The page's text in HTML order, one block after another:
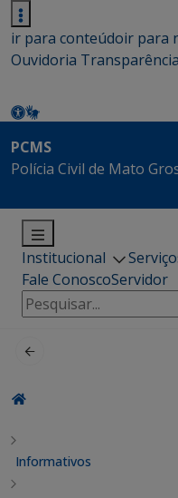
ir para conteúdoir para
Ouvidoria Transparência
PCMS
Polícia Civil de Mato
Institucional
Fale ConoscoServidor
Pesquisar
por:
Informativos